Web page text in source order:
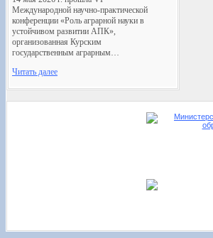
Международной научно-практической
конференции «Роль аграрной науки в
устойчивом развитии АПК»,
организованная Курским
государственным аграрным…
Читать далее